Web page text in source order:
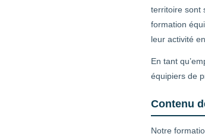
territoire sont
formation
leur activité
En tant
équipiers de
Contenu
Notre